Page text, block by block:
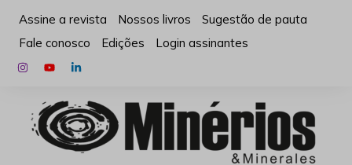
para
conteúdo
Assine a revista Nossos livros
Sugestão de pauta
Fale conosco
Edições Login assinantes